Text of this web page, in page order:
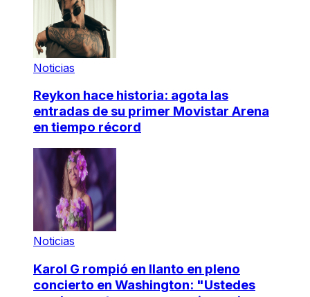
Noticias
Reykon hace historia: agota las
entradas de su primer Movistar Arena
en tiempo récord
Noticias
Karol G rompió en llanto en pleno
concierto en Washington: "Ustedes